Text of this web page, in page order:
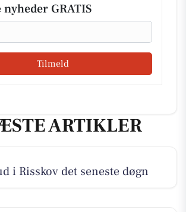
nyheder GRATIS
Tilmeld
ARTIKLER
i Risskov det seneste døgn